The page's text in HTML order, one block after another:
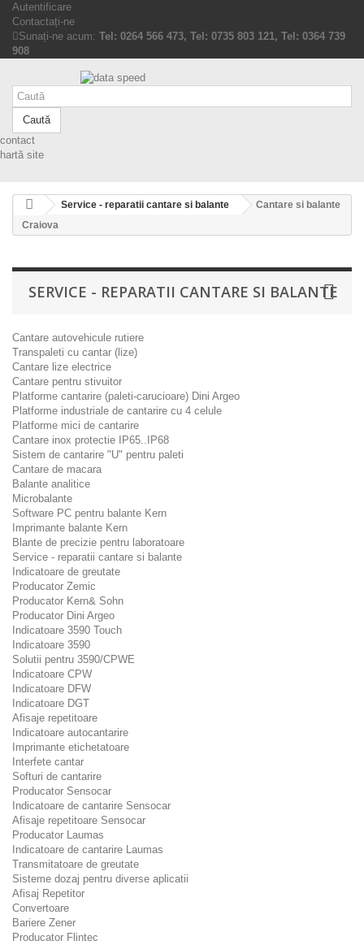
Autentificare
Contactați-ne
Sunați-ne acum: Tel: 0264 566 473, Tel: 0735 803 121, Tel: 0364 739
908
Caută
contact
hartă site
Service - reparatii cantare si balante
Cantare si balante
Craiova
SERVICE - REPARATII CANTARE SI BALANTE
Cantare autovehicule rutiere
Transpaleti cu cantar (lize)
Cantare lize electrice
Cantare pentru stivuitor
Platforme cantarire (paleti-carucioare) Dini Argeo
Platforme industriale de cantarire cu 4 celule
Platforme mici de cantarire
Cantare inox protectie IP65..IP68
Sistem de cantarire "U" pentru paleti
Cantare de macara
Balante analitice
Microbalante
Software PC pentru balante Kern
Imprimante balante Kern
Blante de precizie pentru laboratoare
Service - reparatii cantare si balante
Indicatoare de greutate
Producator Zemic
Producator Kern& Sohn
Producator Dini Argeo
Indicatoare 3590 Touch
Indicatoare 3590
Solutii pentru 3590/CPWE
Indicatoare CPW
Indicatoare DFW
Indicatoare DGT
Afisaje repetitoare
Indicatoare autocantarire
Imprimante etichetatoare
Interfete cantar
Softuri de cantarire
Producator Sensocar
Indicatoare de cantarire Sensocar
Afisaje repetitoare Sensocar
Producator Laumas
Indicatoare de cantarire Laumas
Transmitatoare de greutate
Sisteme dozaj pentru diverse aplicatii
Afisaj Repetitor
Convertoare
Bariere Zener
Producator Flintec